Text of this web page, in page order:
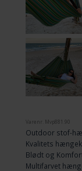
Varenr. Mvp881.90
Outdoor stof-
Kvalitets
Blødt og
Multifarvet